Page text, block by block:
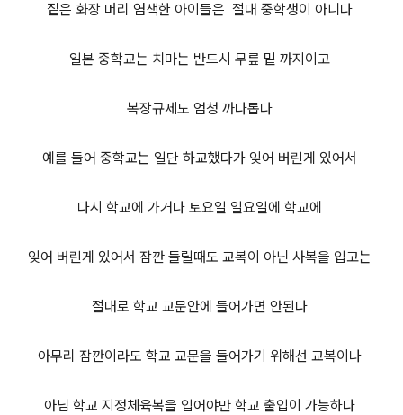
짙은 화장 머리 염색한 아이들은 절대 중학생이 아니다
일본 중학교는 치마는 반드시 무릎 밑 까지이고
복장규제도 엄청 까다롭다
예를 들어 중학교는 일단 하교했다가 잊어 버린게 있어서
다시 학교에 가거나 토요일 일요일에 학교에
잊어 버린게 있어서 잠깐 들릴때도 교복이 아닌 사복을 입고는
절대로 학교 교문안에 들어가면 안된다
아무리 잠깐이라도 학교 교문을 들어가기 위해선 교복이나
아님 학교 지정체육복을 입어야만 학교 출입이 가능하다